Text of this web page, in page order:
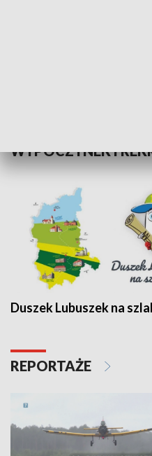
WYPOCZYNEK I
Duszek Lubuszek na
REPORTAŻE